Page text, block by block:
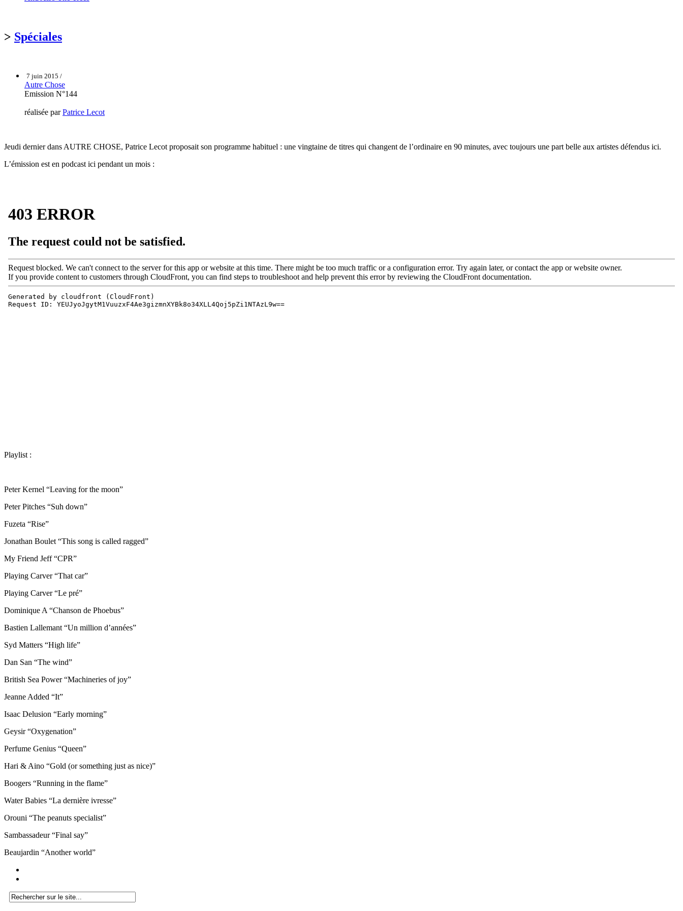
> Spéciales
7 juin 2015 /
Autre Chose
Emission N°144
réalisée parPatrice Lecot
Jeudi dernier dans AUTRE CHOSE, Patrice Lecot proposait son programme habituel : une vingtaine de titres qui changent de l’ordinaire en 90 minutes, avec toujours une part belle aux artistes défendus ici.
L’émission est en podcast ici pendant un mois :
Playlist :
Peter Kernel “Leaving for the moon”
Peter Pitches “Suh down”
Fuzeta “Rise”
Jonathan Boulet “This song is called ragged”
My Friend Jeff “CPR”
Playing Carver “That car”
Playing Carver “Le pré”
Dominique A “Chanson de Phoebus”
Bastien Lallemant “Un million d’années”
Syd Matters “High life”
Dan San “The wind”
British Sea Power “Machineries of joy”
Jeanne Added “It”
Isaac Delusion “Early morning”
Geysir “Oxygenation”
Perfume Genius “Queen”
Hari & Aino “Gold (or something just as nice)”
Boogers “Running in the flame”
Water Babies “La dernière ivresse”
Orouni “The peanuts specialist”
Sambassadeur “Final say”
Beaujardin “Another world”